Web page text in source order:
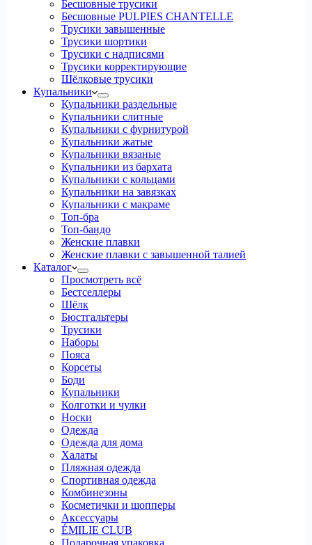
Бесшовные трусики
Бесшовные PULPIES CHANTELLE
Трусики завышенные
Трусики шортики
Трусики с надписями
Трусики корректирующие
Шёлковые трусики
Купальники
Купальники раздельные
Купальники слитные
Купальники с фурнитурой
Купальники жатые
Купальники вязаные
Купальники из бархата
Купальники с кольцами
Купальники на завязках
Купальники с макраме
Топ-бра
Топ-бандо
Женские плавки
Женские плавки с завышенной талией
Каталог
Просмотреть всё
Бестселлеры
Шёлк
Бюстгальтеры
Трусики
Наборы
Пояса
Корсеты
Боди
Купальники
Колготки и чулки
Носки
Одежда
Одежда для дома
Халаты
Пляжная одежда
Спортивная одежда
Комбинезоны
Косметички и шопперы
Аксессуары
ÉMILIE CLUB
Подарочная упаковка